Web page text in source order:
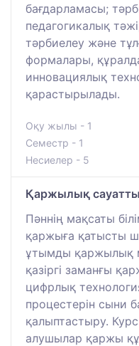
бағдарламасы;
педагогикалық
тәрбиелеу және
формалары,
инновациялық
қарастырылады.
Оқу жылы - 1
Семестр - 1
Несиелер - 5
Қаржылық
Пәннің мақсаты
қаржыға қатысты
ұтымды қаржылық
қазіргі заманғы
цифрлық
процестерін сыни
қалыптастыру.
алушылар қаржы